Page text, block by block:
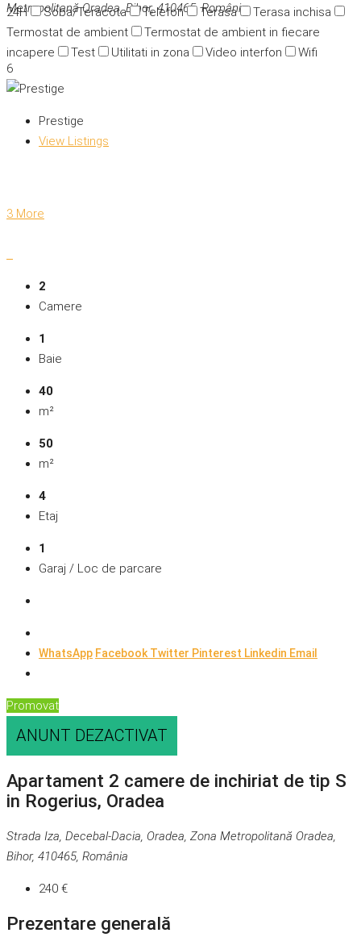
24H
Soba/Teracota Telefon Terasa
Terasa inchisa
Termostat de ambient
Termostat de ambient in fiecare
incapere
Test Utilitati in zona Video interfon Wifi
Metropolitană Oradea, Bihor, 410465, România
6
Prestige
View Listings
3 More
2
Camere
1
Baie
40
m²
50
m²
4
Etaj
1
Garaj / Loc de parcare
WhatsApp FacebookTwitter Pinterest Linkedin Email
Promovat
ANUNT DEZACTIVAT
Apartament 2 camere de inchiriat de tip S
in Rogerius, Oradea
Strada Iza, Decebal-Dacia, Oradea, Zona Metropolitană Oradea,
Bihor, 410465, România
240 €
Prezentare generală